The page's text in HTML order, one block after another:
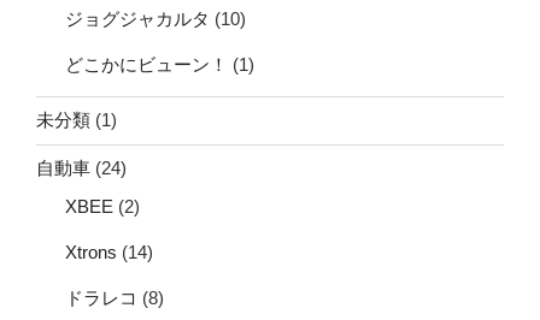
ジョグジャカルタ (10)
どこかにビューン！ (1)
未分類 (1)
自動車 (24)
XBEE (2)
Xtrons (14)
ドラレコ (8)